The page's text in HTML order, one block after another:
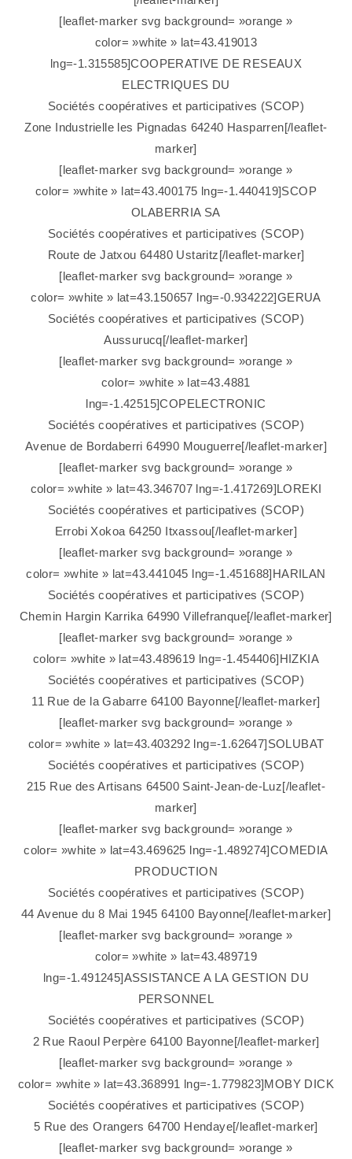
[leaflet-marker svg background= »orange »
color= »white » lat=43.419013
lng=-1.315585]COOPERATIVE DE RESEAUX
ELECTRIQUES DU
Sociétés coopératives et participatives (SCOP)
Zone Industrielle les Pignadas 64240 Hasparren[/leaflet-
marker]
[leaflet-marker svg background= »orange »
color= »white » lat=43.400175 lng=-1.440419]SCOP
OLABERRIA SA
Sociétés coopératives et participatives (SCOP)
Route de Jatxou 64480 Ustaritz[/leaflet-marker]
[leaflet-marker svg background= »orange »
color= »white » lat=43.150657 lng=-0.934222]GERUA
Sociétés coopératives et participatives (SCOP)
Aussurucq[/leaflet-marker]
[leaflet-marker svg background= »orange »
color= »white » lat=43.4881
lng=-1.42515]COPELECTRONIC
Sociétés coopératives et participatives (SCOP)
Avenue de Bordaberri 64990 Mouguerre[/leaflet-marker]
[leaflet-marker svg background= »orange »
color= »white » lat=43.346707 lng=-1.417269]LOREKI
Sociétés coopératives et participatives (SCOP)
Errobi Xokoa 64250 Itxassou[/leaflet-marker]
[leaflet-marker svg background= »orange »
color= »white » lat=43.441045 lng=-1.451688]HARILAN
Sociétés coopératives et participatives (SCOP)
Chemin Hargin Karrika 64990 Villefranque[/leaflet-marker]
[leaflet-marker svg background= »orange »
color= »white » lat=43.489619 lng=-1.454406]HIZKIA
Sociétés coopératives et participatives (SCOP)
11 Rue de la Gabarre 64100 Bayonne[/leaflet-marker]
[leaflet-marker svg background= »orange »
color= »white » lat=43.403292 lng=-1.62647]SOLUBAT
Sociétés coopératives et participatives (SCOP)
215 Rue des Artisans 64500 Saint-Jean-de-Luz[/leaflet-
marker]
[leaflet-marker svg background= »orange »
color= »white » lat=43.469625 lng=-1.489274]COMEDIA
PRODUCTION
Sociétés coopératives et participatives (SCOP)
44 Avenue du 8 Mai 1945 64100 Bayonne[/leaflet-marker]
[leaflet-marker svg background= »orange »
color= »white » lat=43.489719
lng=-1.491245]ASSISTANCE A LA GESTION DU
PERSONNEL
Sociétés coopératives et participatives (SCOP)
2 Rue Raoul Perpère 64100 Bayonne[/leaflet-marker]
[leaflet-marker svg background= »orange »
color= »white » lat=43.368991 lng=-1.779823]MOBY DICK
Sociétés coopératives et participatives (SCOP)
5 Rue des Orangers 64700 Hendaye[/leaflet-marker]
[leaflet-marker svg background= »orange »